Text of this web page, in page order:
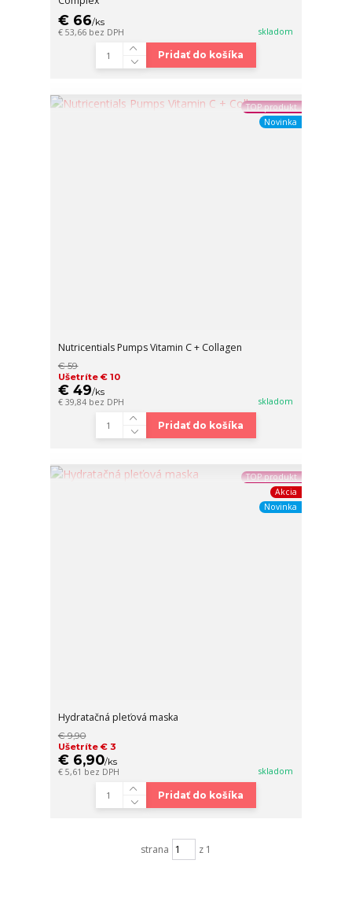
€ 66/ks
€ 53,66 bez DPH skladom
Pridať do košíka
TOP produkt
Novinka
Nutricentials Pumps Vitamin C + Collagen
€ 59
Ušetríte € 10
€ 49/ks
€ 39,84 bez DPH skladom
Pridať do košíka
TOP produkt
Akcia
Novinka
Hydratačná pleťová maska
€ 9,90
Ušetríte € 3
€ 6,90/ks
€ 5,61 bez DPH skladom
Pridať do košíka
strana z 1